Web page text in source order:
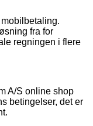
fra for
regningen i flere
A/S online shop
betingelser, det er